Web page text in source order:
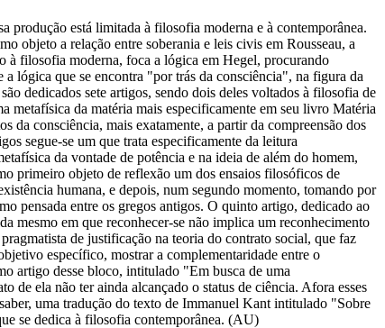
está limitada à filosofia moderna e à contemporânea.
objeto a relação entre soberania e leis civis em Rousseau, a
à filosofia moderna, foca a lógica em Hegel, procurando
lógica que se encontra "por trás da consciência", na figura da
dedicados sete artigos, sendo dois deles voltados à filosofia de
metafísica da matéria mais especificamente em seu livro Matéria
da consciência, mais exatamente, a partir da compreensão dos
segue-se um que trata especificamente da leitura
da vontade de potência e na ideia de além do homem,
primeiro objeto de reflexão um dos ensaios filosóficos de
humana, e depois, num segundo momento, tomando por
pensada entre os gregos antigos. O quinto artigo, dedicado ao
mesmo em que reconhecer-se não implica um reconhecimento
de justificação na teoria do contrato social, que faz
específico, mostrar a complementaridade entre o
artigo desse bloco, intitulado "Em busca de uma
de ela não ter ainda alcançado o status de ciência. Afora esses
uma tradução do texto de Immanuel Kant intitulado "Sobre
se dedica à filosofia contemporânea. (AU)